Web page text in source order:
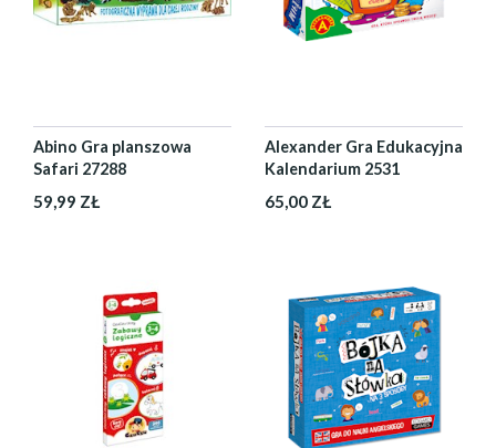
Abino Gra planszowa
Safari 27288
59,99 ZŁ
Alexander Gra Edukacyjna
Kalendarium 2531
65,00 ZŁ